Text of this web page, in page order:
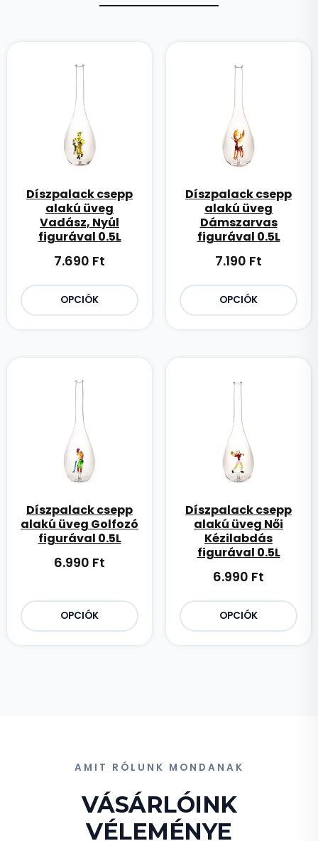
Díszpalack csepp
alakú üveg
Vadász, Nyúl
figurával 0.5L
7.690 Ft
OPCIÓK
Díszpalack csepp
alakú üveg
Dámszarvas
figurával 0.5L
7.190 Ft
OPCIÓK
Díszpalack csepp
alakú üveg Golfozó
figurával 0.5L
6.990 Ft
OPCIÓK
Díszpalack csepp
alakú üveg Női
Kézilabdás
figurával 0.5L
6.990 Ft
OPCIÓK
AMIT RÓLUNK MONDANAK
VÁSÁRLÓINK
VÉLEMÉNYE